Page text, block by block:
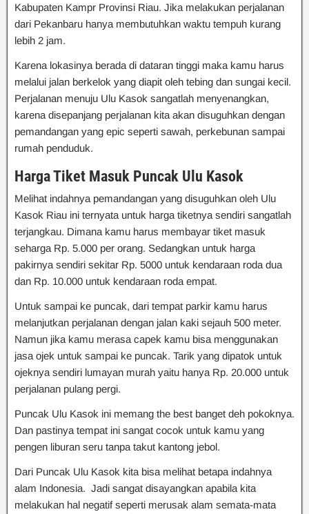
Kabupaten Kampr Provinsi Riau. Jika melakukan perjalanan
dari Pekanbaru hanya membutuhkan waktu tempuh kurang
lebih 2 jam.
Karena lokasinya berada di dataran tinggi maka kamu harus
melalui jalan berkelok yang diapit oleh tebing dan sungai kecil.
Perjalanan menuju Ulu Kasok sangatlah menyenangkan,
karena disepanjang perjalanan kita akan disuguhkan dengan
pemandangan yang epic seperti sawah, perkebunan sampai
rumah penduduk.
Harga Tiket Masuk Puncak Ulu Kasok
Melihat indahnya pemandangan yang disuguhkan oleh Ulu
Kasok Riau ini ternyata untuk harga tiketnya sendiri sangatlah
terjangkau. Dimana kamu harus membayar tiket masuk
seharga Rp. 5.000 per orang. Sedangkan untuk harga
pakirnya sendiri sekitar Rp. 5000 untuk kendaraan roda dua
dan Rp. 10.000 untuk kendaraan roda empat.
Untuk sampai ke puncak, dari tempat parkir kamu harus
melanjutkan perjalanan dengan jalan kaki sejauh 500 meter.
Namun jika kamu merasa capek kamu bisa menggunakan
jasa ojek untuk sampai ke puncak. Tarik yang dipatok untuk
ojeknya sendiri lumayan murah yaitu hanya Rp. 20.000 untuk
perjalanan pulang pergi.
Puncak Ulu Kasok ini memang the best banget deh pokoknya.
Dan pastinya tempat ini sangat cocok untuk kamu yang
pengen liburan seru tanpa takut kantong jebol.
Dari Puncak Ulu Kasok kita bisa melihat betapa indahnya
alam Indonesia. Jadi sangat disayangkan apabila kita
melakukan hal negatif seperti merusak alam semata-mata